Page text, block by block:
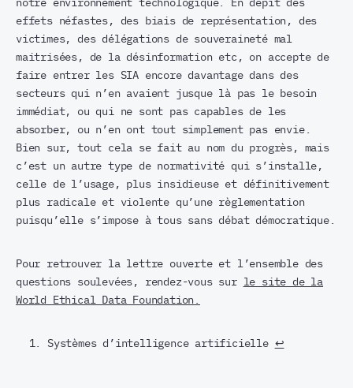
notre environnement technologique. En dépit des
effets néfastes, des biais de représentation, des
victimes, des délégations de souveraineté mal
maitrisées, de la désinformation etc, on accepte de
faire entrer les SIA encore davantage dans des
secteurs qui n’en avaient jusque là pas le besoin
immédiat, ou qui ne sont pas capables de les
absorber, ou n’en ont tout simplement pas envie.
Bien sur, tout cela se fait au nom du progrès, mais
c’est un autre type de normativité qui s’installe,
celle de l’usage, plus insidieuse et définitivement
plus radicale et violente qu’une règlementation
puisqu’elle s’impose à tous sans débat démocratique.
Pour retrouver la lettre ouverte et l’ensemble des
questions soulevées, rendez-vous sur le site de la
World Ethical Data Foundation.
Systèmes d’intelligence artificielle ↩︎